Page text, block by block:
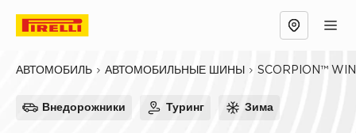
АВТОМОБИЛЬ АВТОМОБИЛЬНЫЕ ШИНЫ SCORPION™
Внедорожники Туринг Зима